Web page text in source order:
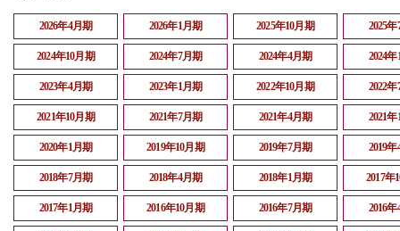
2026年4月期 2026年1月期 2025年10月期 2025
2024年10月期 2024年7月期 2024年4月期 2024
2023年4月期 2023年1月期 2022年10月期 2022
2021年10月期 2021年7月期 2021年4月期 2021
2020年1月期 2019年10月期 2019年7月期 2019
2018年7月期 2018年4月期 2018年1月期 2017年
2017年1月期 2016年10月期 2016年7月期 2016